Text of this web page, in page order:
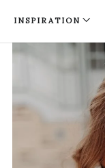
INSPIRATION